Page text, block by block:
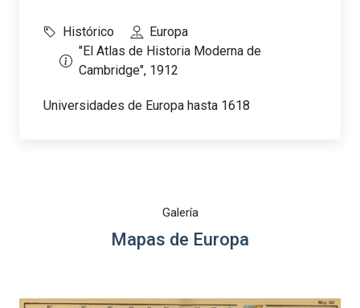
Histórico
Europa
"El Atlas de Historia Moderna de
Cambridge", 1912
Universidades de Europa hasta 1618
Galería
Mapas de Europa